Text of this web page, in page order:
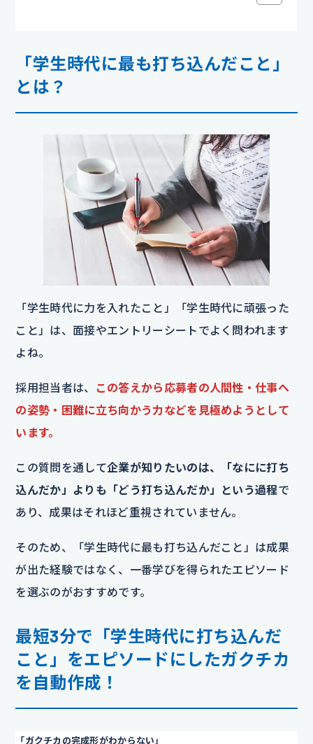
「学生時代に最も打ち込んだこと」
とは？
「学生時代に力を入れたこと」「学生時代に頑張った
こと」は、面接やエントリーシートでよく問われます
よね。
採用担当者は、
この答えから応募者の人間性・仕事へ
の姿勢・困難に立ち向かう力などを見極めようとして
います。
この質問を通して企業が知りたいのは、「なにに打ち
込んだか」よりも「どう打ち込んだか」という過程で
あり、成果はそれほど重視されていません。
そのため、「学生時代に最も打ち込んだこと」は成果
が出た経験ではなく、一番学びを得られたエピソード
を選ぶのがおすすめです。
最短3分で「学生時代に打ち込んだ
こと」をエピソードにしたガクチカ
を自動作成！
「ガクチカの完成形がわからない」